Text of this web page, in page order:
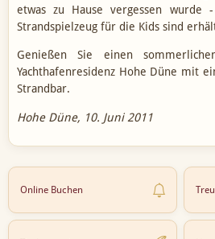
etwas zu Hause vergessen wurde
Strandspielzeug für die Kids sind
Genießen Sie einen
Yachthafenresidenz Hohe Düne mit
Strandbar.
Hohe Düne, 10. Juni 2011
Online Buchen